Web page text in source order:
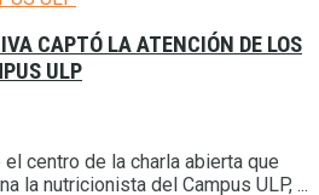
CAPTÓ LA ATENCIÓN DE LOS
ULP
centro de la charla abierta que
la nutricionista del Campus ULP, ...